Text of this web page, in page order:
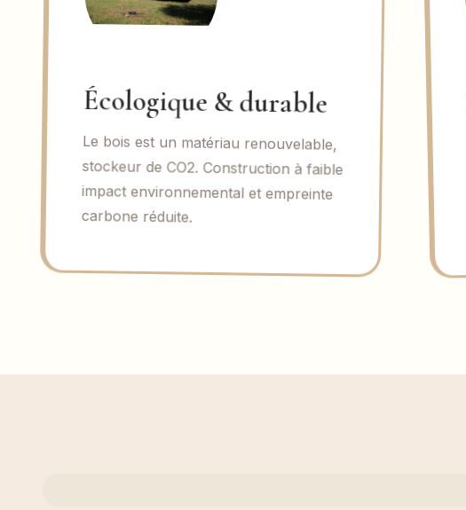
Écologique & durable
Le bois est un matériau renouvelable,
stockeur de CO2. Construction à faible
impact environnemental et empreinte
carbone réduite.